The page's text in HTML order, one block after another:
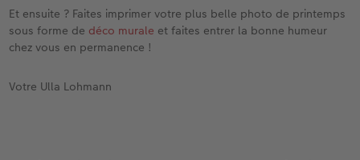
Et ensuite ? Faites imprimer votre plus belle photo de printemps
sous forme de déco murale et faites entrer la bonne humeur
chez vous en permanence !
Votre Ulla Lohmann